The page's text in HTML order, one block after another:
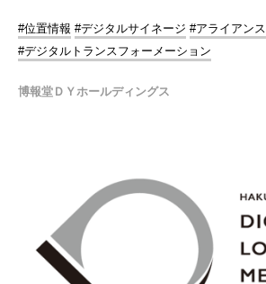
#位置情報 #デジタルサイネージ #アライアンス
#デジタルトランスフォーメーション
博報堂ＤＹホールディングス